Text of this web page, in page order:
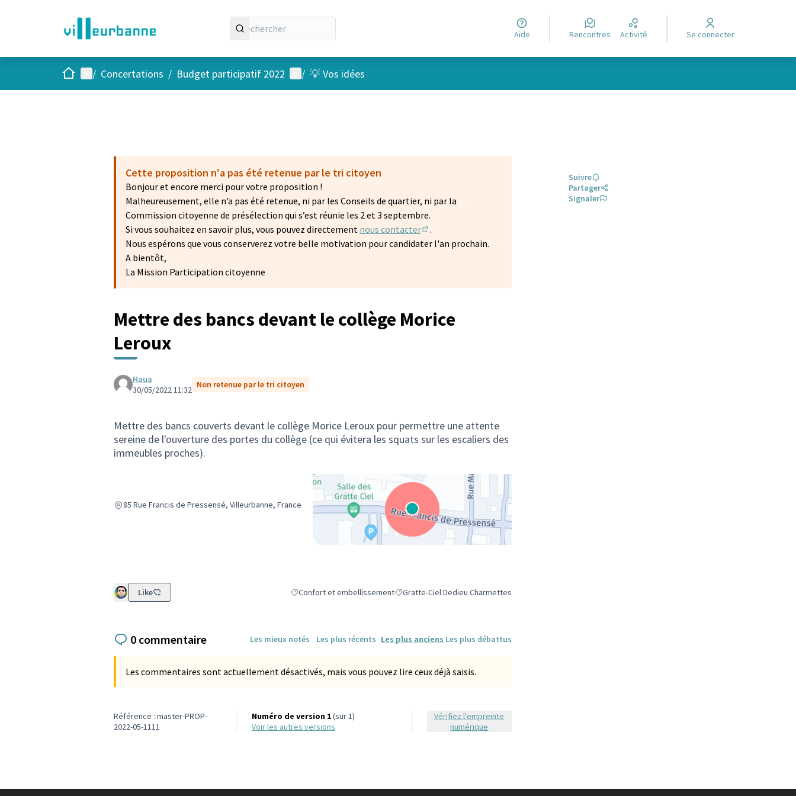
Aide Rencontres Activité Se connecter
AccueilMenu principal
/ Concertations / Budget participatif 2022 Menu utilisateur
/ 💡 Vos idées
Cette proposition n'a pas été retenue par le tri citoyen
Bonjour et encore merci pour votre proposition !
Malheureusement, elle n’a pas été retenue, ni par les Conseils de quartier, ni par la
Commission citoyenne de présélection qui s’est réunie les 2 et 3 septembre.
Si vous souhaitez en savoir plus, vous pouvez directement nous contacter
(S'ouvre dans un nouvel onglet)
.
Nous espérons que vous conserverez votre belle motivation pour candidater l'an prochain.
A bientôt,
La Mission Participation citoyenne
Mettre des bancs devant le collège Morice
Leroux
Haua
30/05/2022 11:32 Non retenue par le tri citoyen
Mettre des bancs couverts devant le collège Morice Leroux pour permettre une attente
sereine de l'ouverture des portes du collège (ce qui évitera les squats sur les escaliers des
immeubles proches).
85 Rue Francis de Pressensé, Villeurbanne, France
Like Filtrer les résultats de la catégorie : Confort et embellissement
Confort et embellissementFiltrer les résultats pour le secteur : Gratte-Ciel Dedieu Charmettes
Gratte-Ciel Dedieu Charmettes
Suivre
Partager
Signaler
0 commentaire Les mieux notés Les plus récents Les plus anciens Les plus débattus
Les commentaires sont actuellement désactivés, mais vous pouvez lire ceux déjà saisis.
Référence : master-PROP-
2022-05-1111
Numéro de version 1(sur 1)
voir les autres versions
Vérifiez l'empreinte
numérique